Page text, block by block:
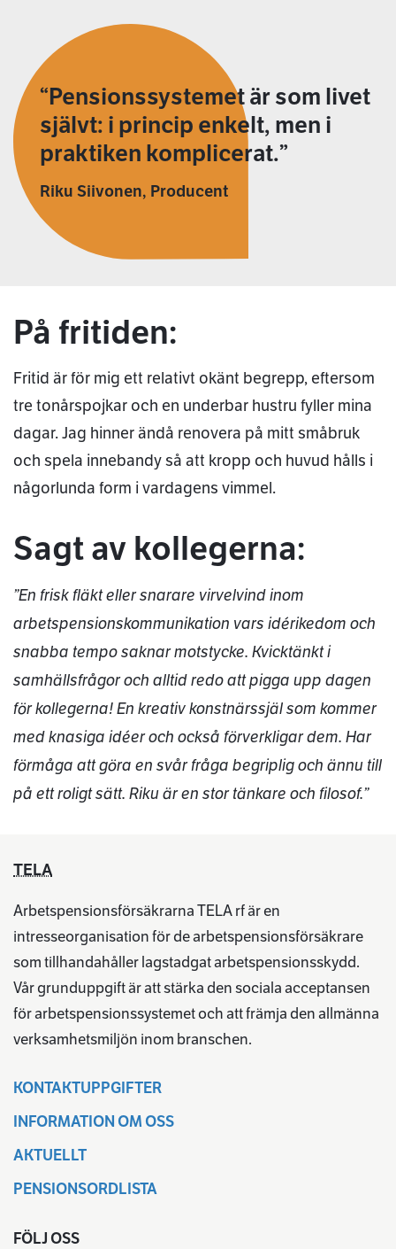
Pensionssystemet är som livet
självt: i princip enkelt, men i
praktiken komplicerat.
Riku Siivonen, Producent
På fritiden:
Fritid är för mig ett relativt okänt begrepp, eftersom
tre tonårspojkar och en underbar hustru fyller mina
dagar. Jag hinner ändå renovera på mitt småbruk
och spela innebandy så att kropp och huvud hålls i
någorlunda form i vardagens vimmel.
Sagt av kollegerna:
”En frisk fläkt eller snarare virvelvind inom
arbetspensionskommunikation vars idérikedom och
snabba tempo saknar motstycke. Kvicktänkt i
samhällsfrågor och alltid redo att pigga upp dagen
för kollegerna! En kreativ konstnärssjäl som kommer
med knasiga idéer och också förverkligar dem. Har
förmåga att göra en svår fråga begriplig och ännu till
på ett roligt sätt. Riku är en stor tänkare och filosof.”
TELA
Arbetspensionsförsäkrarna TELA rf är en
intresseorganisation för de arbetspensionsförsäkrare
som tillhandahåller lagstadgat arbetspensionsskydd.
Vår grunduppgift är att stärka den sociala acceptansen
för arbetspensionssystemet och att främja den allmänna
verksamhetsmiljön inom branschen.
KONTAKTUPPGIFTER
INFORMATION OM OSS
AKTUELLT
PENSIONSORDLISTA
FÖLJ OSS